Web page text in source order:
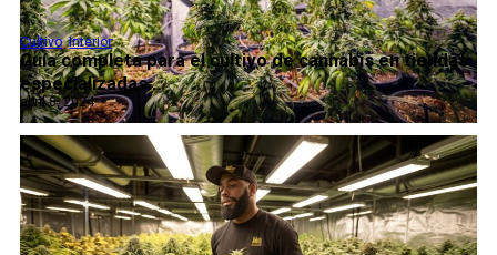
Guía completa para el cultivo de cannabis en tiendas
especializadas...
Cultivo,Interior
abril 8, 2024